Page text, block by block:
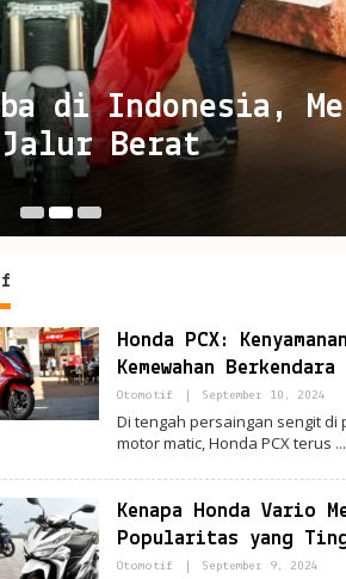
di Indonesia,
Jalur Berat
Honda PCX:
Kemewahan Berkendara
Otomotif September 10, 2024By
Di tengah persaingan sengit di
motor matic, Honda PCX terus
Kenapa Honda Vario
Popularitas yang
Otomotif September 9, 2024By